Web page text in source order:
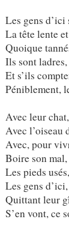
Les gens
La tête lente
Quoique
Ils sont
Et s’ils
Péniblement,
Avec leur
Avec l’oiseau
Avec, pour
Boire son
Les pieds
Les gens d’ici,
Quittant leur
S’en vont, ce